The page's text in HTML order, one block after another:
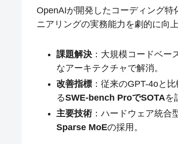
OpenAIが開発したコーディング
ニアリングの実務能力を劇的に向
課題解決：大規模コードベー
なアーキテクチャで解消。
改善指標：従来のGPT-4oと比
るSWE-bench ProでSOTAを
主要技術：ハードウェア統合
Sparse MoEの採用。